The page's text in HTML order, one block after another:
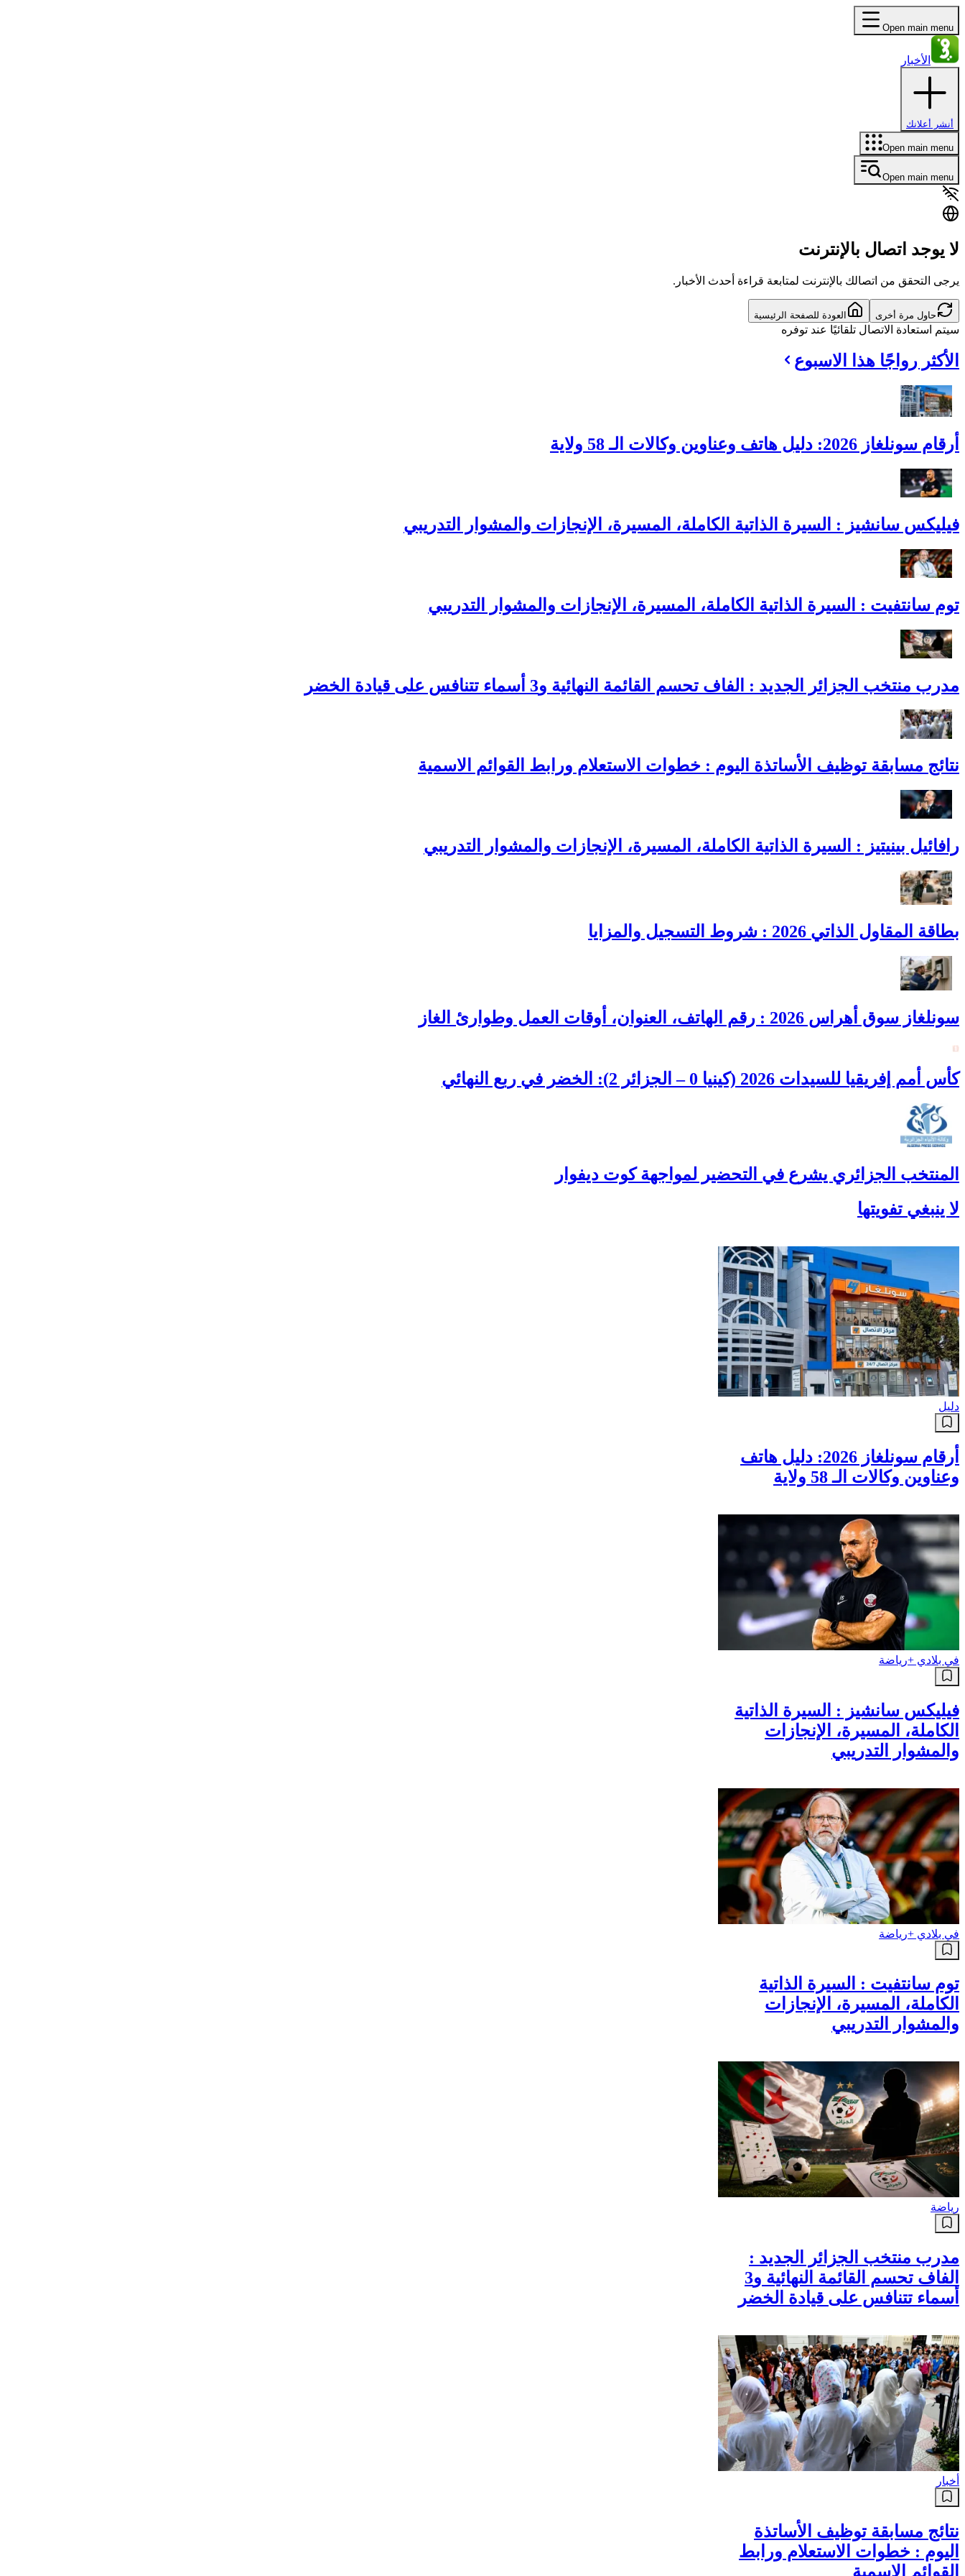
Open main menu
الأخبار
أنشر أعلانك
Open main menu
Open main menu
لا يوجد اتصال بالإنترنت
يرجى التحقق من اتصالك بالإنترنت لمتابعة قراءة أحدث الأخبار.
حاول مرة أخرى العودة للصفحة الرئيسية
سيتم استعادة الاتصال تلقائيًا عند توفره
الأكثر رواجًا هذا الاسبوع
أرقام سونلغاز 2026: دليل هاتف وعناوين وكالات الـ 58 ولاية
فيليكس سانشيز : السيرة الذاتية الكاملة، المسيرة، الإنجازات والمشوار التدريبي
توم سانتفيت : السيرة الذاتية الكاملة، المسيرة، الإنجازات والمشوار التدريبي
مدرب منتخب الجزائر الجديد : الفاف تحسم القائمة النهائية و3 أسماء تتنافس على قيادة الخضر
نتائج مسابقة توظيف الأساتذة اليوم : خطوات الاستعلام ورابط القوائم الاسمية
رافائيل بينيتيز : السيرة الذاتية الكاملة، المسيرة، الإنجازات والمشوار التدريبي
بطاقة المقاول الذاتي 2026 : شروط التسجيل والمزايا
سونلغاز سوق أهراس 2026 : رقم الهاتف، العنوان، أوقات العمل وطوارئ الغاز
كأس أمم إفريقيا للسيدات 2026 (كينيا 0 – الجزائر 2): الخضر في ربع النهائي
المنتخب الجزائري يشرع في التحضير لمواجهة كوت ديفوار
لا ينبغي تفويتها
دليل
أرقام سونلغاز 2026: دليل هاتف
وعناوين وكالات الـ 58 ولاية
في بلادي +رياضة
فيليكس سانشيز : السيرة الذاتية
الكاملة، المسيرة، الإنجازات
والمشوار التدريبي
في بلادي +رياضة
توم سانتفيت : السيرة الذاتية
الكاملة، المسيرة، الإنجازات
والمشوار التدريبي
رياضة
مدرب منتخب الجزائر الجديد :
الفاف تحسم القائمة النهائية و3
أسماء تتنافس على قيادة الخضر
أخبار
نتائج مسابقة توظيف الأساتذة
اليوم : خطوات الاستعلام ورابط
القوائم الاسمية